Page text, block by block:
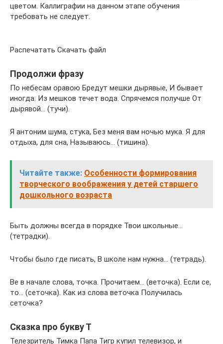
цветом. Каллиграфии на данном этапе обучения
требовать не следует.
Распечатать Скачать файл
Продолжи фразу
По небесам оравою Бредут мешки дырявые, И бывает
иногда: Из мешков течет вода. Спрячемся получше От
дырявой… (тучи).
Я антоним шума, стука, Без меня вам ночью мука. Я для
отдыха, для сна, Называюсь… (тишина).
Читайте также: Особенности формирования
творческого воображения у детей старшего
дошкольного возраста
Быть должны всегда в порядке Твои школьные…
(тетрадки).
Чтобы было где писать, В школе нам нужна… (тетрадь).
Be в начале слова, точка. Прочитаем… (веточка). Если се,
то… (сеточка). Как из слова веточка Получилась
сеточка?
Сказка про букву Т
Телезритель Тимка Папа Тигр купил телевизор, и